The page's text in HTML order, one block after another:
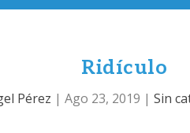
Ridículo
Pérez |Ago 23, 2019 |Sin